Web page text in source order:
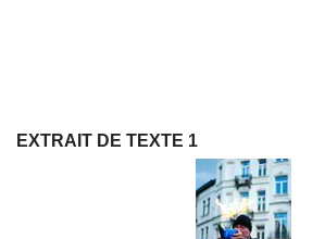
EXTRAIT DE TEXTE 1